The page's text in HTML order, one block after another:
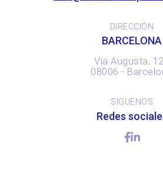
DIRECCIÓN
BARCELONA
Via Augusta,
08006 -
SIGUENOS
Redes